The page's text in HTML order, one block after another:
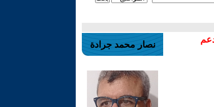
نصار محمد جرادة